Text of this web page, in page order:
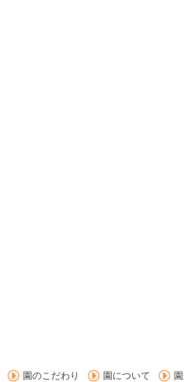
園のこだわり 園について